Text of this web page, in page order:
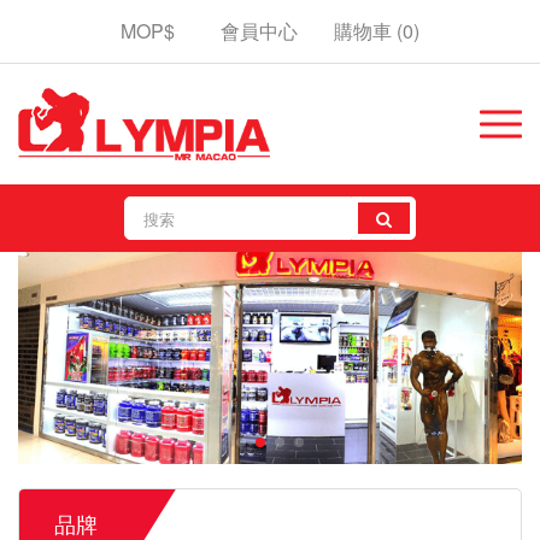
MOP$ 會員中心 購物車 (0)
品牌